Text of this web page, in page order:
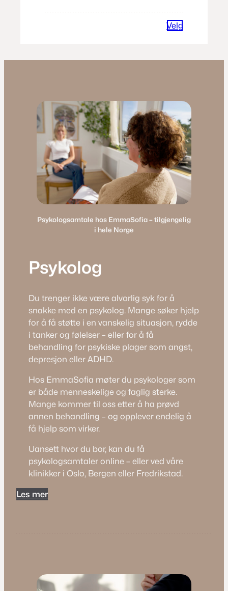
Velg
Psykolog
Du trenger ikke være alvorlig syk for å
snakke med en psykolog. Mange søker hjelp
for å få støtte i en vanskelig situasjon, rydde
i tanker og følelser – eller for å få
behandling for psykiske plager som angst,
depresjon eller ADHD.
Hos EmmaSofia møter du psykologer som
er både menneskelige og faglig sterke.
Mange kommer til oss etter å ha prøvd
annen behandling – og opplever endelig å
få hjelp som virker.
Uansett hvor du bor, kan du få
psykologsamtaler online – eller ved våre
klinikker i Oslo, Bergen eller Fredrikstad.
Les mer
Psykologsamtale hos EmmaSofia – tilgjengelig
i hele Norge